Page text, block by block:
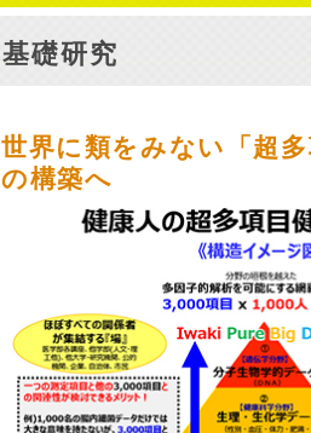
ご挨拶
基礎研究
世界に類をみない「超
の構築へ